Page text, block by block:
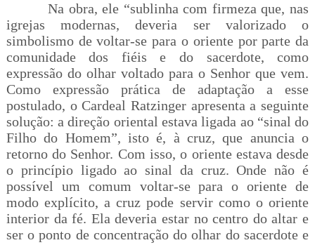
Na obra, ele “sublinha com firmeza que, nas
igrejas modernas, deveria ser valorizado o
simbolismo de voltar-se para o oriente por parte da
comunidade dos fiéis e do sacerdote, como
expressão do olhar voltado para o Senhor que vem.
Como expressão prática de adaptação a esse
postulado, o Cardeal Ratzinger apresenta a seguinte
solução: a direção oriental estava ligada ao “sinal do
Filho do Homem”, isto é, à cruz, que anuncia o
retorno do Senhor. Com isso, o oriente estava desde
o princípio ligado ao sinal da cruz. Onde não é
possível um comum voltar-se para o oriente de
modo explícito, a cruz pode servir como o oriente
interior da fé. Ela deveria estar no centro do altar e
ser o ponto de concentração do olhar do sacerdote e